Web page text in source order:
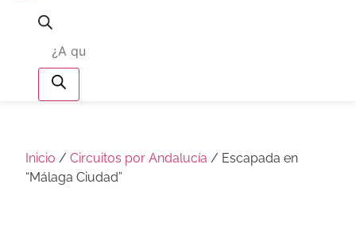
productos
Inicio / Circuitos por Andalucía / Escapada en
“Málaga Ciudad”